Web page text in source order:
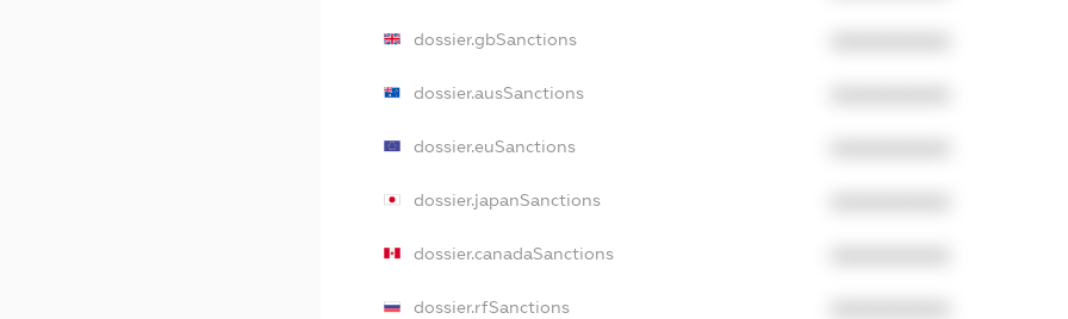
dossier.gbSanctions
dossier.ausSanctions
dossier.euSanctions
dossier.japanSanctions
dossier.canadaSanctions
dossier.rfSanctions